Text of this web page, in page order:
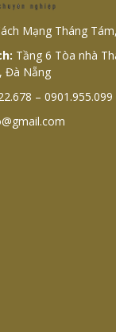
Mạng Tháng
Tầng 6 Tòa nhà
Đà Nẵng
– 0901.955.099